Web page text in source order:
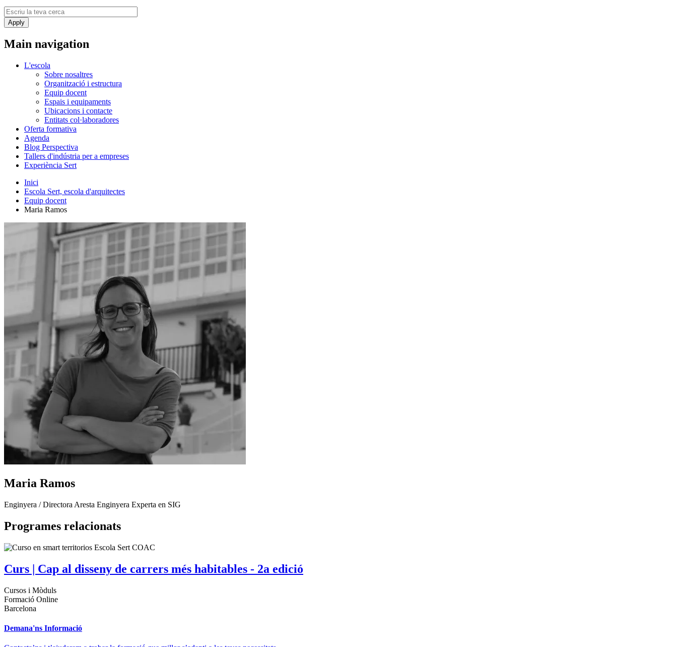
Main navigation
L'escola
Sobre nosaltres
Organització i estructura
Equip docent
Espais i equipaments
Ubicacions i contacte
Entitats col·laboradores
Oferta formativa
Agenda
Blog Perspectiva
Tallers d'indústria per a empreses
Experiència Sert
Inici
Escola Sert, escola d'arquitectes
Equip docent
Maria Ramos
Maria Ramos
Enginyera / Directora Aresta Enginyera Experta en SIG
Programes relacionats
Curs | Cap al disseny de carrers més habitables - 2a edició
Cursos i Mòduls
Formació Online
Barcelona
Demana'ns Informació